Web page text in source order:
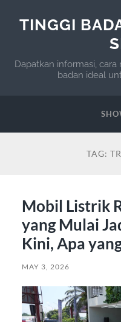
TINGGI
Dapatkan informasi,
badan ideal
TAG:
Mobil Listrik
yang Mulai
Kini, Apa
MAY 3, 2026